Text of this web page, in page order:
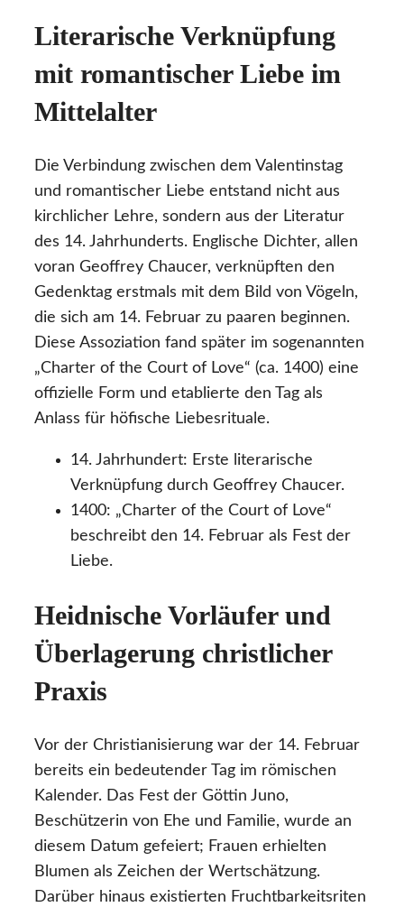
Literarische Verknüpfung
mit romantischer Liebe im
Mittelalter
Die Verbindung zwischen dem Valentinstag
und romantischer Liebe entstand nicht aus
kirchlicher Lehre, sondern aus der Literatur
des 14. Jahrhunderts. Englische Dichter, allen
voran Geoffrey Chaucer, verknüpften den
Gedenktag erstmals mit dem Bild von Vögeln,
die sich am 14. Februar zu paaren beginnen.
Diese Assoziation fand später im sogenannten
„Charter of the Court of Love“ (ca. 1400) eine
offizielle Form und etablierte den Tag als
Anlass für höfische Liebesrituale.
14. Jahrhundert: Erste literarische
Verknüpfung durch Geoffrey Chaucer.
1400: „Charter of the Court of Love“
beschreibt den 14. Februar als Fest der
Liebe.
Heidnische Vorläufer und
Überlagerung christlicher
Praxis
Vor der Christianisierung war der 14. Februar
bereits ein bedeutender Tag im römischen
Kalender. Das Fest der Göttin Juno,
Beschützerin von Ehe und Familie, wurde an
diesem Datum gefeiert; Frauen erhielten
Blumen als Zeichen der Wertschätzung.
Darüber hinaus existierten Fruchtbarkeitsriten